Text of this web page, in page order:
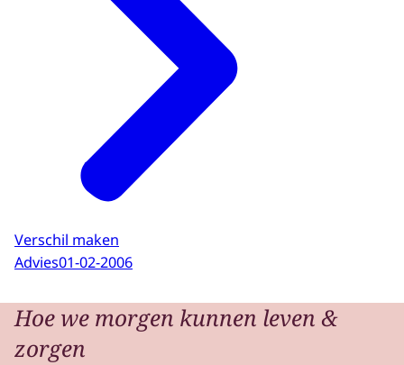
Verschil maken
Advies01-02-2006
Hoe we morgen kunnen leven &
zorgen